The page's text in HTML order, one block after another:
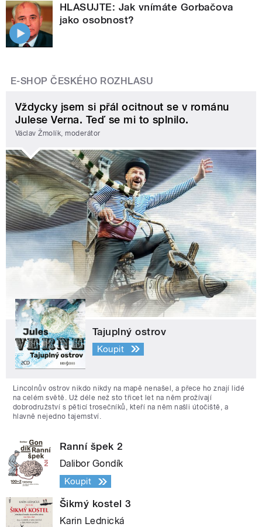
HLASUJTE: Jak vnímáte Gorbačova
jako osobnost?
E-SHOP ČESKÉHO ROZHLASU
Vždycky jsem si přál ocitnout se v románu
Julese Verna. Teď se mi to splnilo.
Václav Žmolík, moderátor
Tajuplný ostrov
Koupit
Lincolnův ostrov nikdo nikdy na mapě nenašel, a přece ho znají lidé
na celém světě. Už déle než sto třicet let na něm prožívají
dobrodružství s pěticí trosečníků, kteří na něm našli útočiště, a
hlavně nejedno tajemství.
Ranní špek 2
Dalibor Gondík
Koupit
Šikmý kostel 3
Karin Lednická